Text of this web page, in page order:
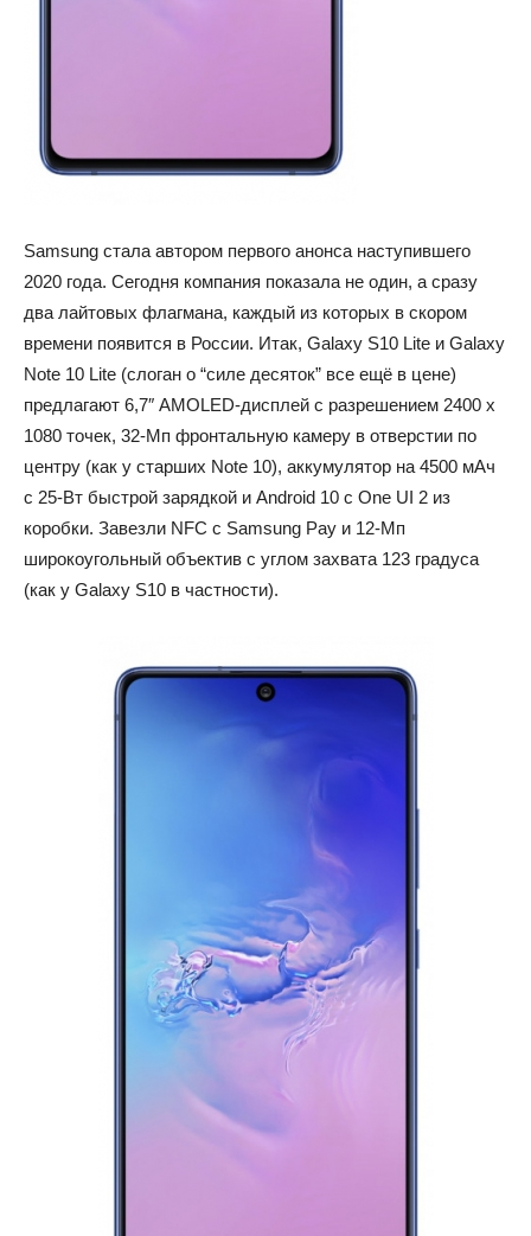
Samsung стала автором первого анонса наступившего
2020 года. Сегодня компания показала не один, а сразу
два лайтовых флагмана, каждый из которых в скором
времени появится в России. Итак, Galaxy S10 Lite и Galaxy
Note 10 Lite (слоган о “силе десяток” все ещё в цене)
предлагают 6,7″ AMOLED-дисплей с разрешением 2400 х
1080 точек, 32-Мп фронтальную камеру в отверстии по
центру (как у старших Note 10), аккумулятор на 4500 мАч
с 25-Вт быстрой зарядкой и Android 10 с One UI 2 из
коробки. Завезли NFC с Samsung Pay и 12-Мп
широкоугольный объектив с углом захвата 123 градуса
(как у Galaxy S10 в частности).